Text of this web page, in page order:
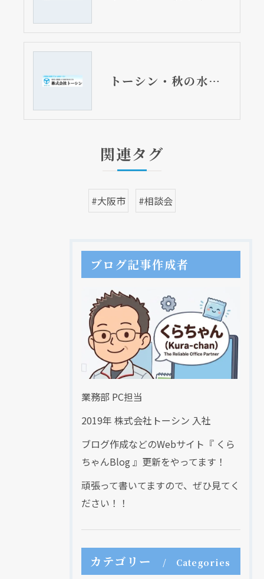
トーシン・秋の水まわり相談会が明日開催されます！
関連タグ
#大阪市 #相談会
ブログ記事作成者
業務部 PC担当
2019年 株式会社トーシン 入社
ブログ作成などのWebサイト『 くら
ちゃんBlog 』更新をやってます！
頑張って書いてますので、ぜひ見てく
ださい！！
カテゴリー Categories